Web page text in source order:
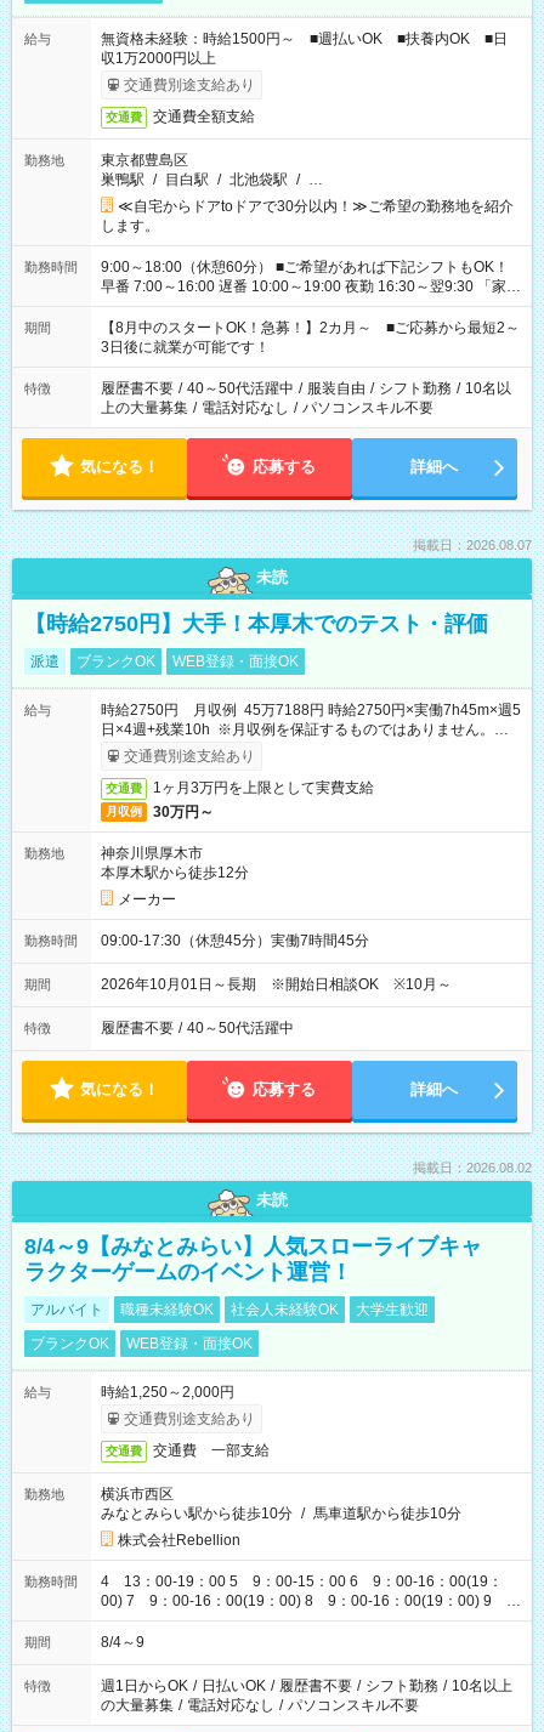
給与
無資格未経験：時給1500円～ ■週払いOK ■扶養内OK ■日
収1万2000円以上
交通費別途支給あり
交通費 交通費全額支給
勤務地
東京都豊島区
巣鴨駅 / 目白駅 / 北池袋駅 / …
≪自宅からドアtoドアで30分以内！≫ご希望の勤務地を紹介
します。
勤務時間
9:00～18:00（休憩60分） ■ご希望があれば下記シフトもOK！
早番 7:00～16:00 遅番 10:00～19:00 夜勤 16:30～翌9:30 「家族
と休みを合わせたい」 「余裕を持って夕飯の準備がしたい」
「できれば残業はしたくない」 など、ご希望を教えてください
ね。 ※Wワーク希望の方へ 今ご覧のお仕事で希望する勤務時間
と、もう1つのお仕事の勤務時間。 合計で週40時間を超える場
合は応募できません。
期間
【8月中のスタートOK！急募！】2カ月～ ■ご応募から最短2～
3日後に就業が可能です！
特徴 履歴書不要 / 40～50代活躍中 / 服装自由 / シフト勤務 / 10名以
上の大量募集 / 電話対応なし / パソコンスキル不要
気になる！ 応募する 詳細へ
掲載日：2026.08.07
未読
【時給2750円】大手！本厚木でのテスト・評価
派遣 ブランクOK WEB登録・面接OK
給与
時給2750円 月収例 45万7188円 時給2750円×実働7h45m×週5
日×4週+残業10h ※月収例を保証するものではありません。※給
与即受取りサービス利用可（利用条件有）
交通費別途支給あり
交通費 1ヶ月3万円を上限として実費支給
月収例 30万円～
勤務地
神奈川県厚木市
本厚木駅から徒歩12分
メーカー
勤務時間 09:00-17:30（休憩45分）実働7時間45分
期間 2026年10月01日～長期 ※開始日相談OK ※10月～
特徴 履歴書不要 / 40～50代活躍中
気になる！ 応募する 詳細へ
掲載日：2026.08.02
未読
8/4～9【みなとみらい】人気スローライブキャ
ラクターゲームのイベント運営！
アルバイト 職種未経験OK 社会人未経験OK
大学生歓迎
ブランクOK
WEB登録・面接OK
給与
時給1,250～2,000円
交通費別途支給あり
交通費 交通費 一部支給
勤務地
横浜市西区
みなとみらい駅から徒歩10分 / 馬車道駅から徒歩10分
株式会社Rebellion
勤務時間
4 13：00-19：00 5 9：00-15：00 6 9：00-16：00(19：
00) 7 9：00-16：00(19：00) 8 9：00-16：00(19：00) 9
9：00-16：00(19：00)
期間 8/4～9
特徴 週1日からOK / 日払いOK / 履歴書不要 / シフト勤務 / 10名以上
の大量募集 / 電話対応なし / パソコンスキル不要